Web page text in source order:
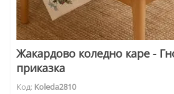
Жакардово коледно каре -
приказка
Код: Koleda2810